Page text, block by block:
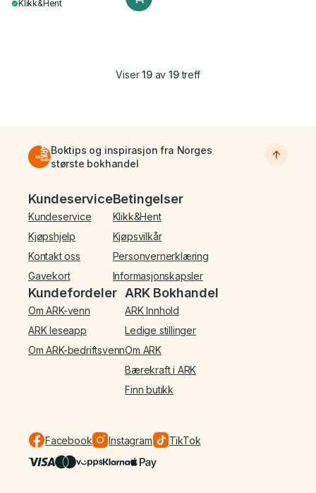
Klikk&Hent
Viser19av 19treff
Boktips og inspirasjon fra Norges
største bokhandel
Bunnmeny
Kundeservice
Kundeservice
Kjøpshjelp
Kontakt oss
Gavekort
Betingelser
Klikk&Hent
Kjøpsvilkår
Personvernerklæring
Informasjonskapsler
Kundefordeler
Om ARK-venn
ARK leseapp
Om ARK-bedriftsvenn
ARK Bokhandel
ARK Innhold
Ledige stillinger
Om ARK
Bærekraft i ARK
Finn butikk
Facebook Instagram TikTok